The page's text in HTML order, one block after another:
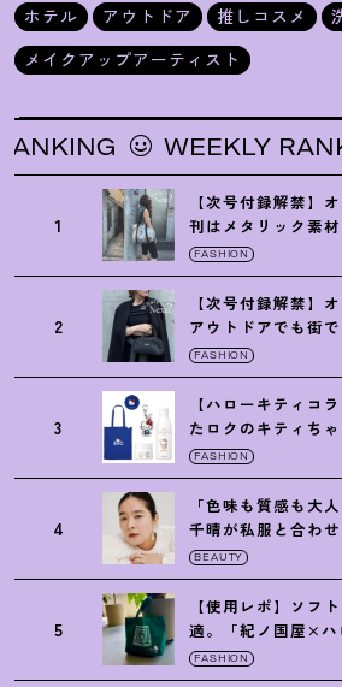
ホテル
アウトドア 推しコスメ
メイクアップアーティスト
WEEKLY RANKING
1
【次号付録解禁】
刊はメタリック素
の保冷バッグ
FASHION
2
【次号付録解禁】
アウトドアでも街
トの黒ショルダー
FASHION
3
【ハローキティコ
たロクのキティち
ゼの限定パケも
FASHION
4
「色味も質感も大
千晴が私服と合わ
リクイド リップ】6
BEAUTY
5
【使用レポ】ソフ
適。「紀ノ国屋×ハ
がガシガシ使えて最
FASHION